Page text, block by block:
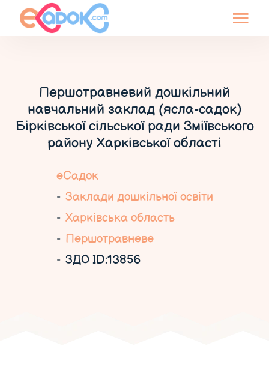
Першотравневий дошкільний
навчальний заклад (ясла-садок)
Бірківської сільської ради Зміївського
району Харківської області
еСадок
Заклади дошкільної освіти
Харківська область
Першотравневе
ЗДО ID:13856